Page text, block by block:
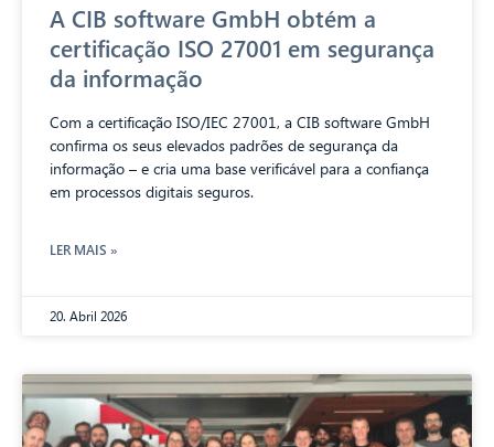
A CIB software GmbH obtém a
certificação ISO 27001 em segurança
da informação
Com a certificação ISO/IEC 27001, a CIB software GmbH
confirma os seus elevados padrões de segurança da
informação – e cria uma base verificável para a confiança
em processos digitais seguros.
LER MAIS »
20. Abril 2026
CIB AI ChatBot
Olá! O que posso fazer por si?